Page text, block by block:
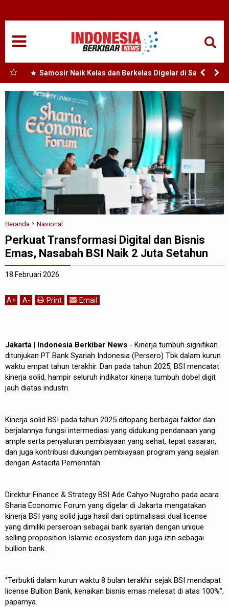
Samosir Naik Kelas dan Berkelas Digelar di Samosir,
Festival Tao Toba Joujou 2026 Resmi Dibuka Bupati
Samosir Vandiko Gultom Rajut Budaya dan Perkuat
Ekonomi Masyarakat
Beranda Nasional
Perkuat Transformasi Digital dan Bisnis
Emas, Nasabah BSI Naik 2 Juta Setahun
18 Februari 2026
A+ A- Print Email
Jakarta | Indonesia Berkibar News - Kinerja tumbuh signifikan
ditunjukan PT Bank Syariah Indonesia (Persero) Tbk dalam kurun
waktu empat tahun terakhir. Dan pada tahun 2025, BSI mencatat
kinerja solid, hampir seluruh indikator kinerja tumbuh dobel digit
jauh diatas industri.
Kinerja solid BSI pada tahun 2025 ditopang berbagai faktor dan
berjalannya fungsi intermediasi yang didukung pendanaan yang
ample serta penyaluran pembiayaan yang sehat, tepat sasaran,
dan juga kontribusi dukungan pembiayaan program yang sejalan
dengan Astacita Pemerintah.
Direktur Finance & Strategy BSI Ade Cahyo Nugroho pada acara
Sharia Economic Forum yang digelar di Jakarta mengatakan
kinerja BSI yang solid juga hasil dari optimalisasi dual license
yang dimiliki perseroan sebagai bank syariah dengan unique
selling proposition Islamic ecosystem dan juga izin sebagai
bullion bank.
‘’Terbukti dalam kurun waktu 8 bulan terakhir sejak BSI mendapat
license Bullion Bank, kenaikan bisnis emas melesat di atas 100%",
paparnya.
NASIONAL
SUMUT
MEDAN
TANJUNGBALAI
ACEH
EDUKASI
ADVETORIAL
REDAKSI